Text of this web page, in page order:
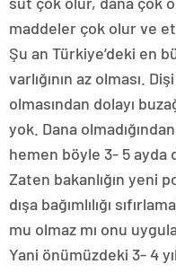
maddeler çok olur ve
Şu an Türkiye’deki en
varlığının az olması.
olmasından dolayı
yok. Dana
hemen böyle 3- 5
Zaten bakanlığın yeni
dışa bağımlılığı
mu olmaz mı onu
Yani önümüzdeki 3- 4